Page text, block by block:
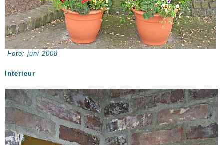
Foto: juni 2008
Interieur